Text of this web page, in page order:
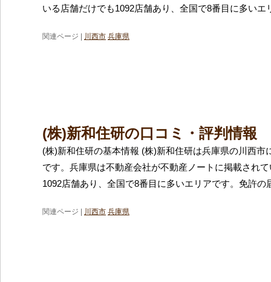
いる店舗だけでも1092店舗あり、全国で8番目に多いエ
関連ページ | 川西市 兵庫県
(株)新和住研の口コミ・評判情報
(株)新和住研の基本情報 (株)新和住研は兵庫県の川西市
です。兵庫県は不動産会社が不動産ノートに掲載され
1092店舗あり、全国で8番目に多いエリアです。免許の
関連ページ | 川西市 兵庫県